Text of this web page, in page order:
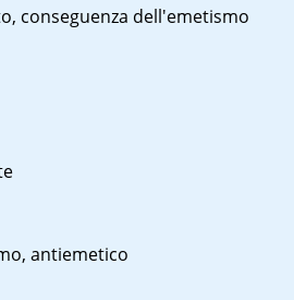
conseguenza dell'emetismo
antiemetico